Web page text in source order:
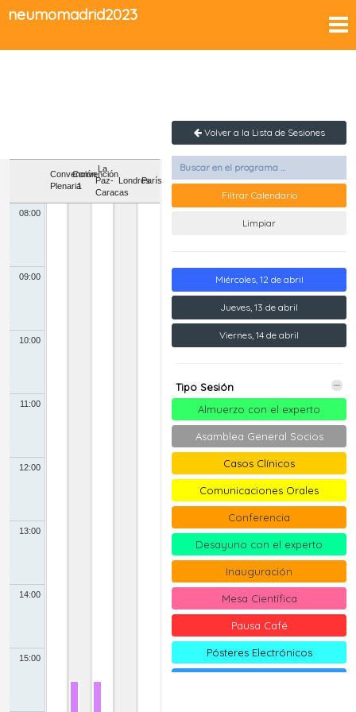
Convención
Plenaria
Convención
1
La
Paz-
Caracas
LondresParís
08:00
09:00
10:00
11:00
12:00
13:00
14:00
15:00
neumomadrid2023
Volver a la Lista de Sesiones
Filtrar Calendario
Limpiar
Miércoles, 12 de abril
Jueves, 13 de abril
Viernes, 14 de abril
Tipo Sesión
Almuerzo con el experto
Asamblea General Socios
Casos Clínicos
Comunicaciones Orales
Conferencia
Desayuno con el experto
Inauguración
Mesa Científica
Pausa Café
Pósteres Electrónicos